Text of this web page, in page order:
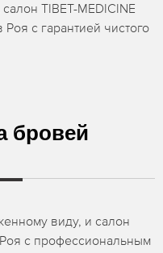
TIBET-MEDICINE
с гарантией чистого
бровей
виду, и салон
с профессиональным